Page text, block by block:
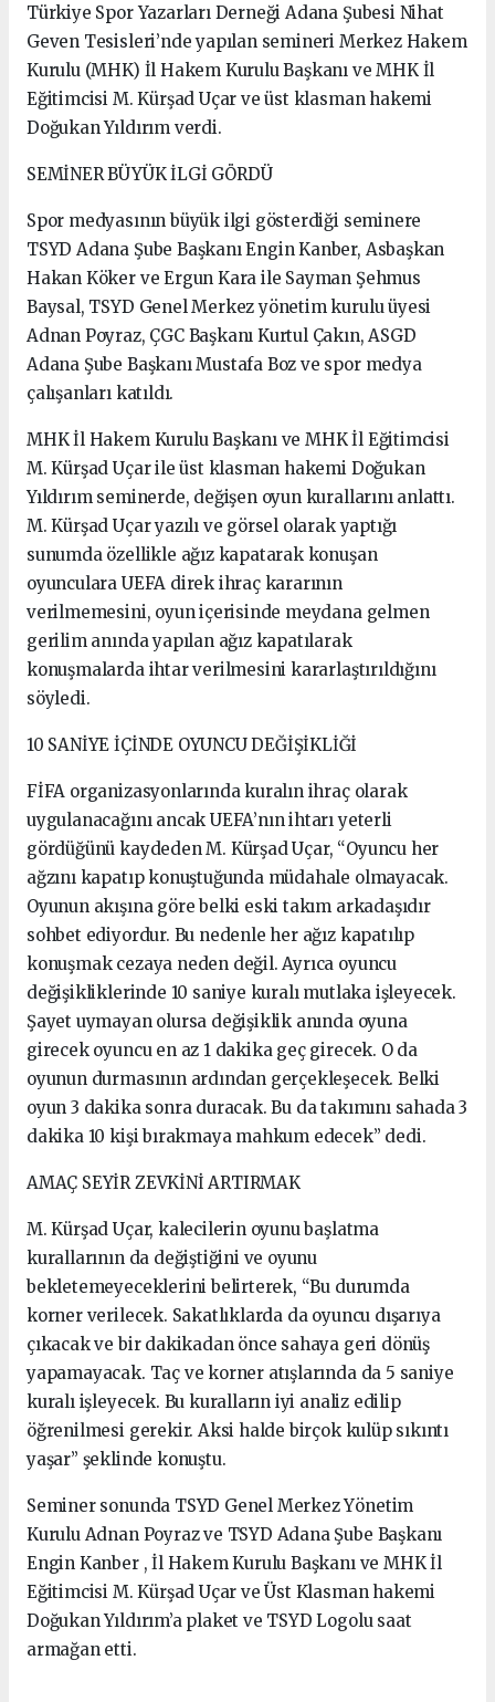
Türkiye Spor Yazarları Derneği Adana Şubesi Nihat
Geven Tesisleri’nde yapılan semineri Merkez Hakem
Kurulu (MHK) İl Hakem Kurulu Başkanı ve MHK İl
Eğitimcisi M. Kürşad Uçar ve üst klasman hakemi
Doğukan Yıldırım verdi.
SEMİNER BÜYÜK İLGİ GÖRDÜ
Spor medyasının büyük ilgi gösterdiği seminere
TSYD Adana Şube Başkanı Engin Kanber, Asbaşkan
Hakan Köker ve Ergun Kara ile Sayman Şehmus
Baysal, TSYD Genel Merkez yönetim kurulu üyesi
Adnan Poyraz, ÇGC Başkanı Kurtul Çakın, ASGD
Adana Şube Başkanı Mustafa Boz ve spor medya
çalışanları katıldı.
MHK İl Hakem Kurulu Başkanı ve MHK İl Eğitimcisi
M. Kürşad Uçar ile üst klasman hakemi Doğukan
Yıldırım seminerde, değişen oyun kurallarını anlattı.
M. Kürşad Uçar yazılı ve görsel olarak yaptığı
sunumda özellikle ağız kapatarak konuşan
oyunculara UEFA direk ihraç kararının
verilmemesini, oyun içerisinde meydana gelmen
gerilim anında yapılan ağız kapatılarak
konuşmalarda ihtar verilmesini kararlaştırıldığını
söyledi.
10 SANİYE İÇİNDE OYUNCU DEĞİŞİKLİĞİ
FİFA organizasyonlarında kuralın ihraç olarak
uygulanacağını ancak UEFA’nın ihtarı yeterli
gördüğünü kaydeden M. Kürşad Uçar, “Oyuncu her
ağzını kapatıp konuştuğunda müdahale olmayacak.
Oyunun akışına göre belki eski takım arkadaşıdır
sohbet ediyordur. Bu nedenle her ağız kapatılıp
konuşmak cezaya neden değil. Ayrıca oyuncu
değişikliklerinde 10 saniye kuralı mutlaka işleyecek.
Şayet uymayan olursa değişiklik anında oyuna
girecek oyuncu en az 1 dakika geç girecek. O da
oyunun durmasının ardından gerçekleşecek. Belki
oyun 3 dakika sonra duracak. Bu da takımını sahada 3
dakika 10 kişi bırakmaya mahkum edecek” dedi.
AMAÇ SEYİR ZEVKİNİ ARTIRMAK
M. Kürşad Uçar, kalecilerin oyunu başlatma
kurallarının da değiştiğini ve oyunu
bekletemeyeceklerini belirterek, “Bu durumda
korner verilecek. Sakatlıklarda da oyuncu dışarıya
çıkacak ve bir dakikadan önce sahaya geri dönüş
yapamayacak. Taç ve korner atışlarında da 5 saniye
kuralı işleyecek. Bu kuralların iyi analiz edilip
öğrenilmesi gerekir. Aksi halde birçok kulüp sıkıntı
yaşar” şeklinde konuştu.
Seminer sonunda TSYD Genel Merkez Yönetim
Kurulu Adnan Poyraz ve TSYD Adana Şube Başkanı
Engin Kanber , İl Hakem Kurulu Başkanı ve MHK İl
Eğitimcisi M. Kürşad Uçar ve Üst Klasman hakemi
Doğukan Yıldırım’a plaket ve TSYD Logolu saat
armağan etti.